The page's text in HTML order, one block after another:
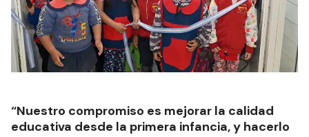
“Nuestro compromiso es mejorar la calidad
educativa desde la primera infancia, y hacerlo